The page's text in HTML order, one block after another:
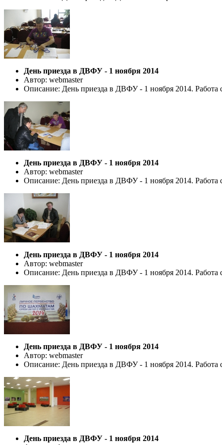
День приезда в ДВФУ - 1 ноября 2014
Автор: webmaster
Описание: День приезда в ДВФУ - 1 ноября 2014. Работа
День приезда в ДВФУ - 1 ноября 2014
Автор: webmaster
Описание: День приезда в ДВФУ - 1 ноября 2014. Работа
День приезда в ДВФУ - 1 ноября 2014
Автор: webmaster
Описание: День приезда в ДВФУ - 1 ноября 2014. Работа
День приезда в ДВФУ - 1 ноября 2014
Автор: webmaster
Описание: День приезда в ДВФУ - 1 ноября 2014. Работа
День приезда в ДВФУ - 1 ноября 2014